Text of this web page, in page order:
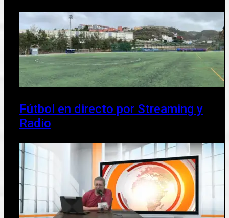
Fútbol en directo por Streaming y
Radio